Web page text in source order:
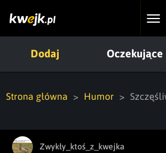
Dodaj Oczekujące
Strona główna Humor
Zwykły_ktoś_z_kwejka